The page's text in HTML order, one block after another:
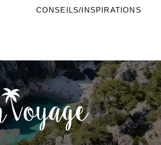
CONSEILS/INSPIRATIONS